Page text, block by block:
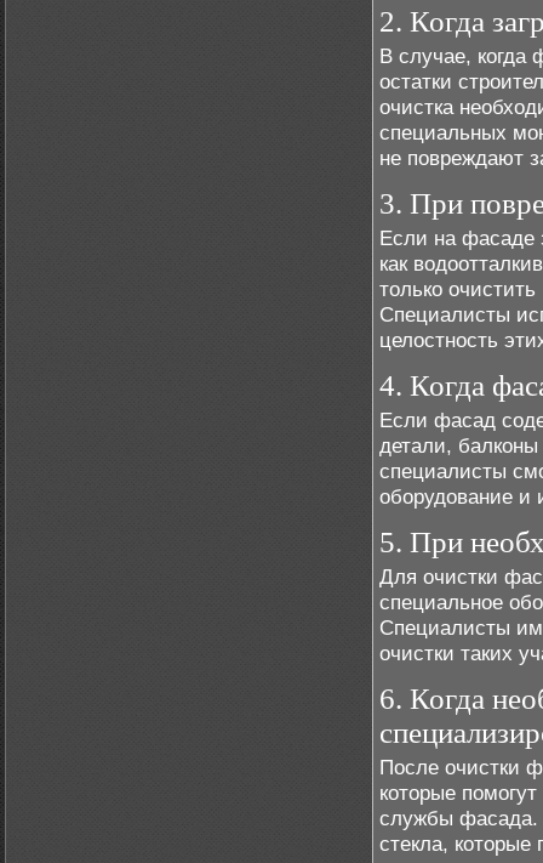
2. Когда
В случае, когда
остатки
очистка
специальных
не повреждают
3. При
Если на фасаде
как
только
Специалисты
целостность
4. Когда
Если фасад
детали,
специалисты
оборудование и
5. При
Для очистки
специальное
Специалисты
очистки таких
6. Когда
После очистки
которые
службы фасада.
стекла,